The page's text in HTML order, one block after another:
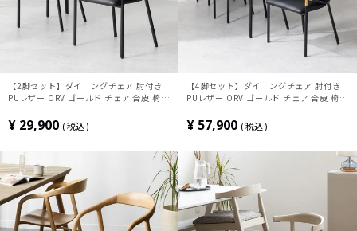
【2脚セット】ダイニングチェア 肘付き
PUレザー ORV ゴールド チェア 合皮 椅子
ェア ブラック 黒 おしゃれ リビング オー
ヴ
¥ 29,900 税込
【4脚セット】ダイニングチェア 肘付き
PUレザー ORV ゴールド チェア 合皮 椅子
ェア ブラック 黒 おしゃれ リビング オー
ヴ
¥ 57,900 税込